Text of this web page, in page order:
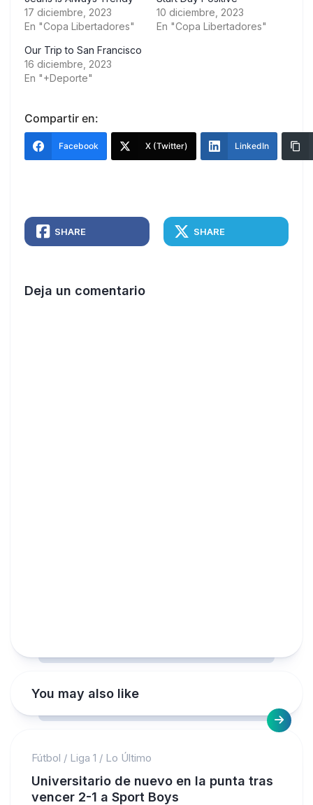
17 diciembre, 2023
En "Copa Libertadores"
10 diciembre, 2023
En "Copa Libertadores"
Our Trip to San Francisco
16 diciembre, 2023
En "+Deporte"
Compartir en:
Facebook X (Twitter) LinkedIn
SHARE SHARE
Deja un comentario
You may also like
Fútbol / Liga 1 / Lo Último
Universitario de nuevo en la punta tras
vencer 2-1 a Sport Boys